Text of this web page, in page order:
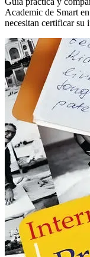
Academic de Smart
necesitan certificar su